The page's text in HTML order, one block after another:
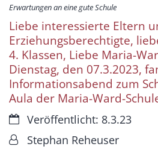
Erwartungen an eine gute Schule
Liebe interessierte Eltern
Erziehungsberechtigte,
4. Klassen, Liebe Maria-
Dienstag, den 07.3.2023,
Informationsabend zum
Aula der Maria-Ward-
Datum:Veröffentlicht: 8.3.23
Von:Stephan Reheuser